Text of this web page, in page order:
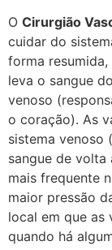
O Cirurgião
cuidar do
forma
leva o sangue
venoso
o coração). As
sistema venoso
sangue de volta
mais frequente
maior pressão
local em que as
quando há